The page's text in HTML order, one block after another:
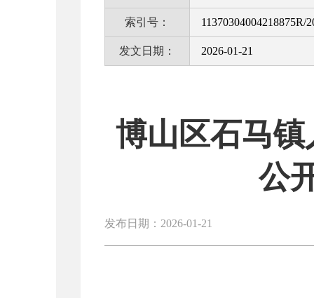
索引号： 11370304004218875R/
发文日期： 2026-01-21
博山区石马
公
发布日期：2026-01-21